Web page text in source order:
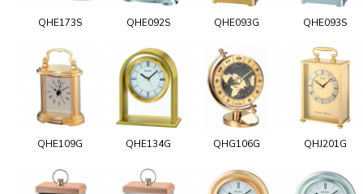
QHE173S QHE092S QHE093G QHE093S
QHE109G QHE134G QHG106G QHJ201G